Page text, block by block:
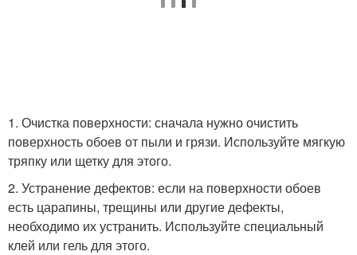
1. Очистка поверхности: сначала нужно очистить
поверхность обоев от пыли и грязи. Используйте мягкую
тряпку или щетку для этого.
2. Устранение дефектов: если на поверхности обоев
есть царапины, трещины или другие дефекты,
необходимо их устранить. Используйте специальный
клей или гель для этого.